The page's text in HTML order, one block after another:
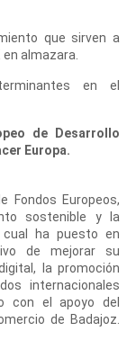
que sirven a
almazara.
en el
de Desarrollo
Europa.
Fondos Europeos,
sostenible y la
cual ha puesto en
de mejorar su
la promoción
internacionales
con el apoyo del
de Badajoz.